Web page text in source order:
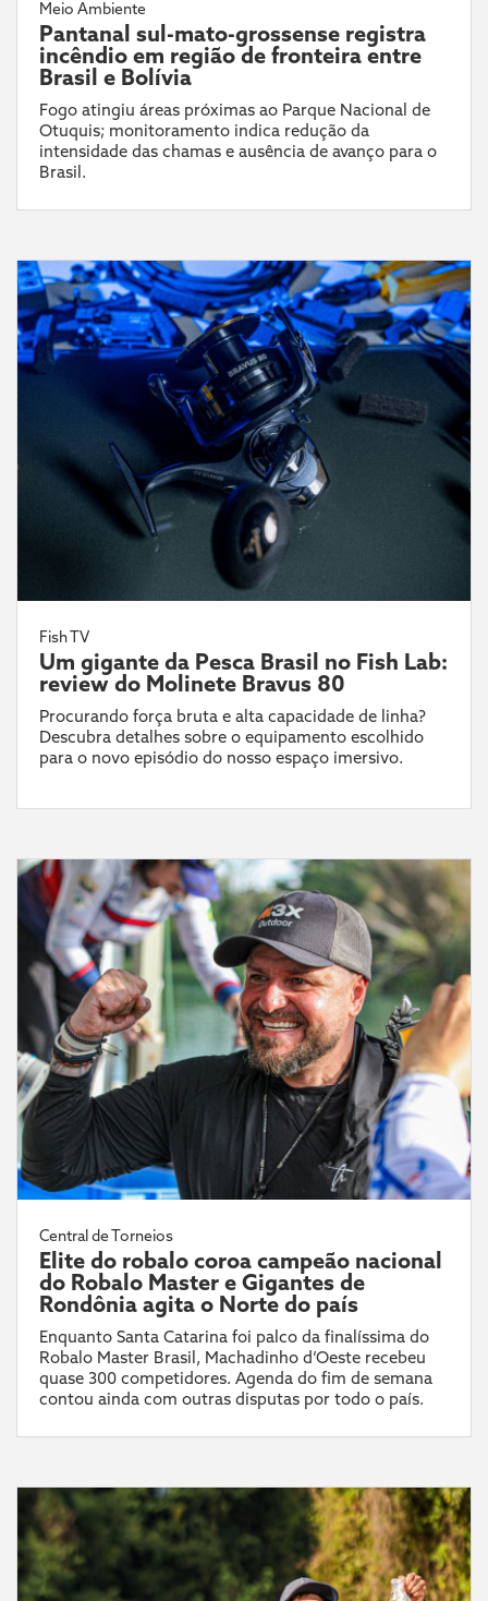
Meio Ambiente
Pantanal sul-mato-grossense registra
incêndio em região de fronteira entre
Brasil e Bolívia
Fogo atingiu áreas próximas ao Parque Nacional de
Otuquis; monitoramento indica redução da
intensidade das chamas e ausência de avanço para o
Brasil.
Fish TV
Um gigante da Pesca Brasil no Fish Lab:
review do Molinete Bravus 80
Procurando força bruta e alta capacidade de linha?
Descubra detalhes sobre o equipamento escolhido
para o novo episódio do nosso espaço imersivo.
Central de Torneios
Elite do robalo coroa campeão nacional
do Robalo Master e Gigantes de
Rondônia agita o Norte do país
Enquanto Santa Catarina foi palco da finalíssima do
Robalo Master Brasil, Machadinho d’Oeste recebeu
quase 300 competidores. Agenda do fim de semana
contou ainda com outras disputas por todo o país.